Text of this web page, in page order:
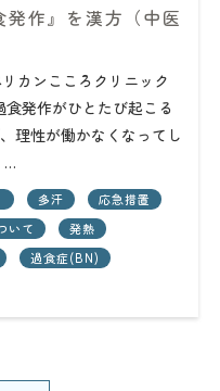
発作』を漢方（中医
カンこころクリニック
発作がひとたび起こる
理性が働かなくなってし
…
多汗
応急措置
いて
発熱
過食症(BN)